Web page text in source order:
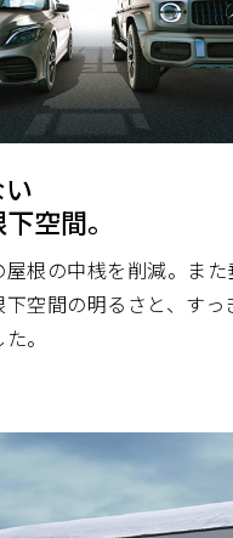
空間。
根の中桟を削減。また
空間の明るさと、すっ
。